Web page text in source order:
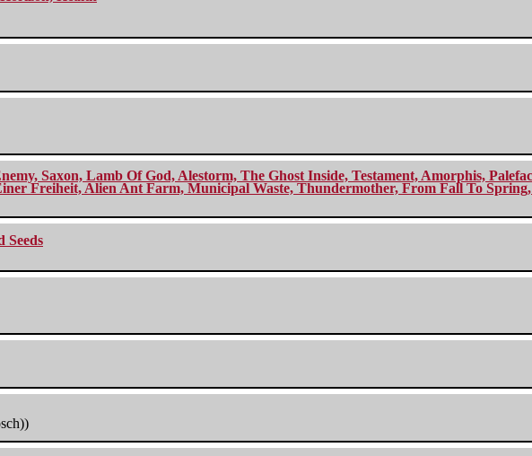
Saxon, Lamb Of God, Alestorm, The Ghost Inside, Testament, Amorphis,
Freiheit, Alien Ant Farm, Municipal Waste, Thundermother, From Fall To
Seeds